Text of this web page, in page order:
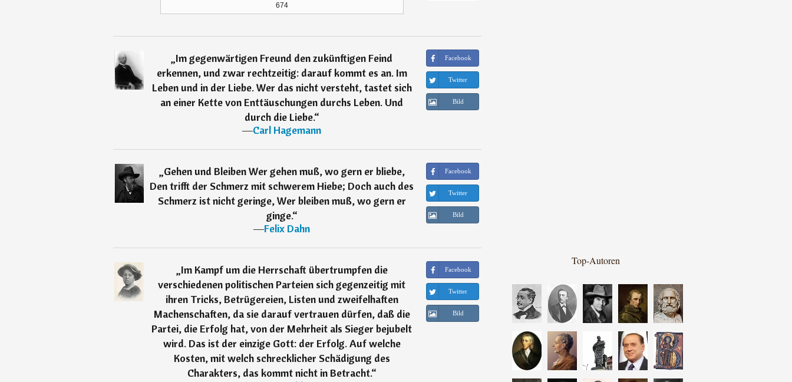
674
„Im gegenwärtigen Freund den zukünftigen Feind
erkennen, und zwar rechtzeitig: darauf kommt es an. Im
Leben und in der Liebe. Wer das nicht versteht, tastet sich
an einer Kette von Enttäuschungen durchs Leben. Und
durch die Liebe.“
―Carl Hagemann
Facebook
Twitter
Bild
„Gehen und Bleiben Wer gehen muß, wo gern er bliebe,
Den trifft der Schmerz mit schwerem Hiebe; Doch auch des
Schmerz ist nicht geringe, Wer bleiben muß, wo gern er
ginge.“
―Felix Dahn
Facebook
Twitter
Bild
„Im Kampf um die Herrschaft übertrumpfen die
verschiedenen politischen Parteien sich gegenzeitig mit
ihren Tricks, Betrügereien, Listen und zweifelhaften
Machenschaften, da sie darauf vertrauen dürfen, daß die
Partei, die Erfolg hat, von der Mehrheit als Sieger bejubelt
wird. Das ist der einzige Gott: der Erfolg. Auf welche
Kosten, mit welch schrecklicher Schädigung des
Charakters, das kommt nicht in Betracht.“
Facebook
Twitter
Bild
Top-Autoren